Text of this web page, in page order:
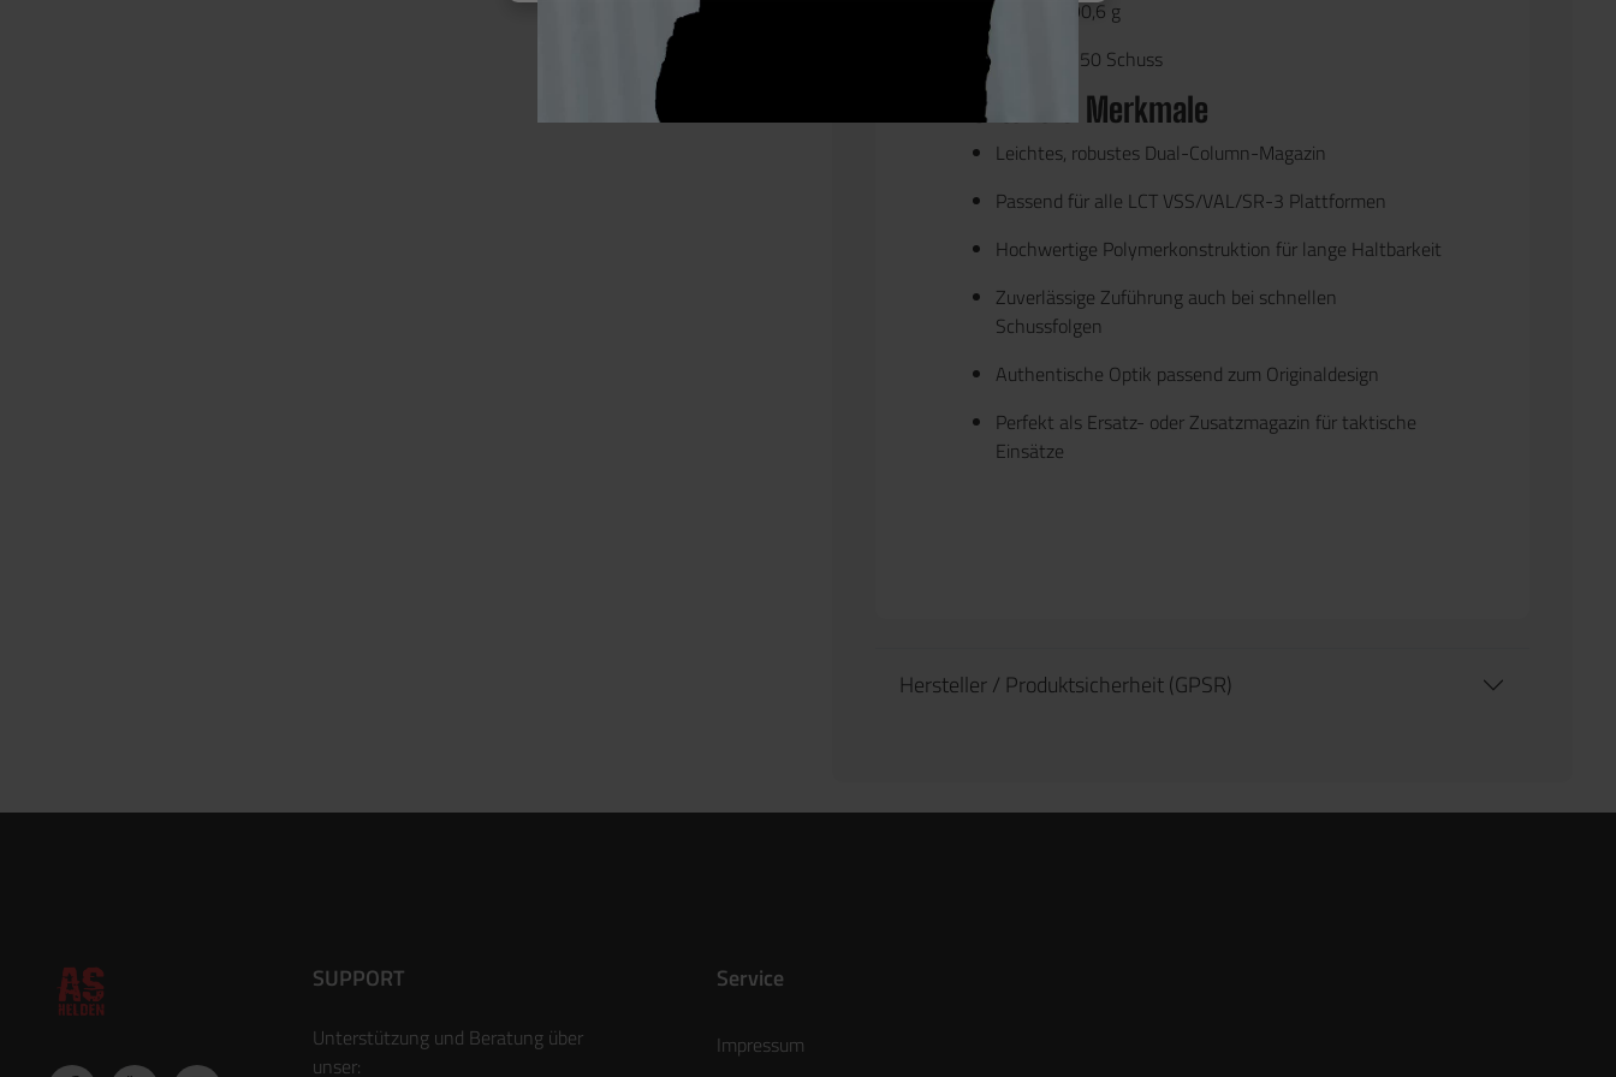
90,6 g
50 Schuss
Vorteile & Merkmale
Leichtes, robustes Dual-Column-Magazin
Passend für alle LCT VSS/VAL/SR-3 Plattformen
Hochwertige Polymerkonstruktion für lange Haltbarkeit
Zuverlässige Zuführung auch bei schnellen
Schussfolgen
Authentische Optik passend zum Originaldesign
Perfekt als Ersatz- oder Zusatzmagazin für taktische
Einsätze
Hersteller / Produktsicherheit (GPSR)
SUPPORT
Unterstützung und Beratung über
unser:
Service
Impressum